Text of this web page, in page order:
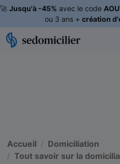
🚀 Jusqu'à -45% avec le code
ou 3 ans + création
Accueil
Domiciliation
Tout savoir sur la